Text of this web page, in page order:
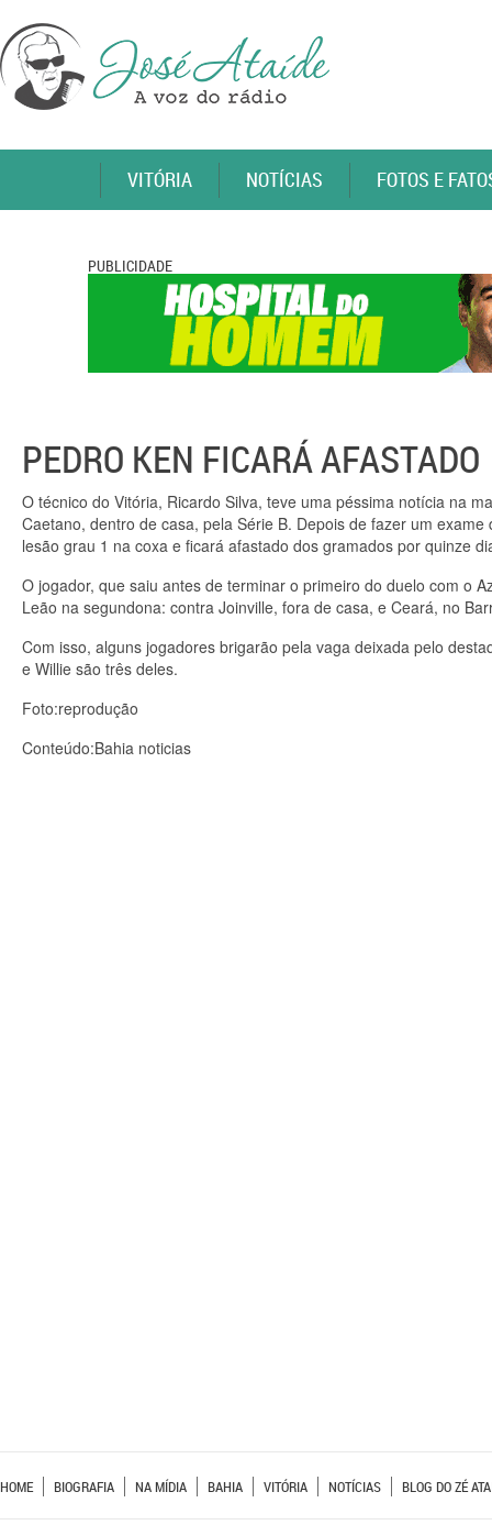
VITÓRIA NOTÍCIAS FOTOS E
PUBLICIDADE
PEDRO KEN FICARÁ AFASTADO
O técnico do Vitória, Ricardo Silva, teve uma péssima notícia na
Caetano, dentro de casa, pela Série B. Depois de fazer um
lesão grau 1 na coxa e ficará afastado dos gramados por quinze
O jogador, que saiu antes de terminar o primeiro do duelo com o
Leão na segundona: contra Joinville, fora de casa, e Ceará, no
Com isso, alguns jogadores brigarão pela vaga deixada pelo
e Willie são três deles.
Foto:reprodução
Conteúdo:Bahia noticias
HOME BIOGRAFIA NA MÍDIA BAHIA VITÓRIA NOTÍCIAS BLOG DO ZÉ